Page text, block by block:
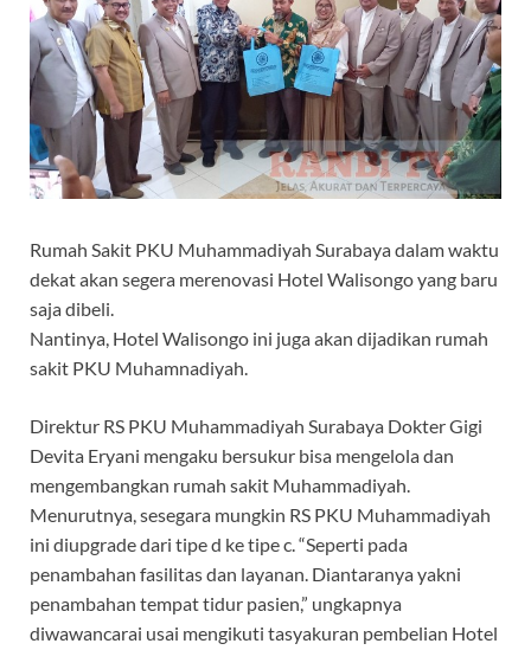
Rumah Sakit PKU Muhammadiyah Surabaya dalam waktu
dekat akan segera merenovasi Hotel Walisongo yang baru
saja dibeli.
Nantinya, Hotel Walisongo ini juga akan dijadikan rumah
sakit PKU Muhamnadiyah.
Direktur RS PKU Muhammadiyah Surabaya Dokter Gigi
Devita Eryani mengaku bersukur bisa mengelola dan
mengembangkan rumah sakit Muhammadiyah.
Menurutnya, sesegara mungkin RS PKU Muhammadiyah
ini diupgrade dari tipe d ke tipe c. “Seperti pada
penambahan fasilitas dan layanan. Diantaranya yakni
penambahan tempat tidur pasien,” ungkapnya
diwawancarai usai mengikuti tasyakuran pembelian Hotel